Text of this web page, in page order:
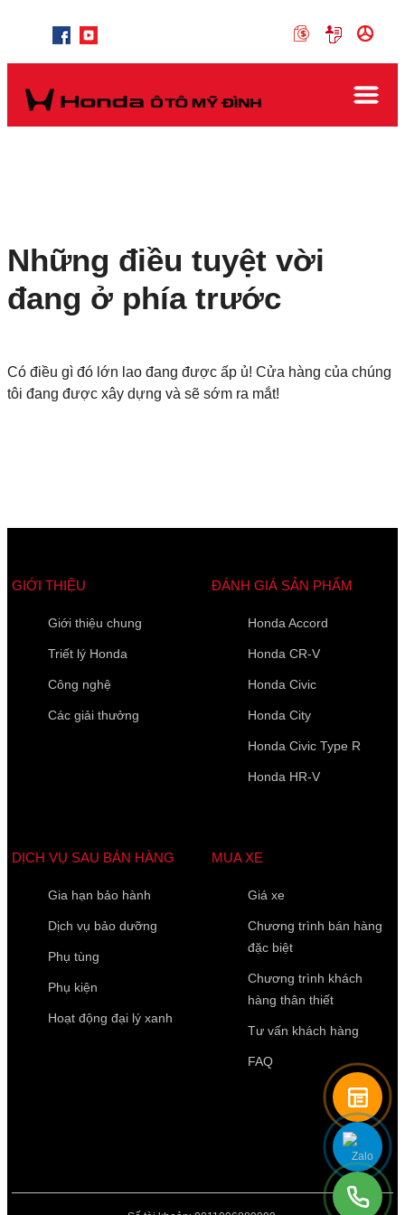
Những điều tuyệt vời
đang ở phía trước
Có điều gì đó lớn lao đang được ấp ủ! Cửa hàng của chúng
tôi đang được xây dựng và sẽ sớm ra mắt!
GIỚI THIỆU
Giới thiệu chung
Triết lý Honda
Công nghệ
Các giải thưởng
ĐÁNH GIÁ SẢN PHẨM
Honda Accord
Honda CR-V
Honda Civic
Honda City
Honda Civic Type R
Honda HR-V
DỊCH VỤ SAU BÁN HÀNG
Gia hạn bảo hành
Dịch vụ bảo dưỡng
Phụ tùng
Phụ kiện
Hoạt động đại lý xanh
MUA XE
Giá xe
Chương trình bán hàng
đặc biệt
Chương trình khách
hàng thân thiết
Tư vấn khách hàng
FAQ
Họ Tên*
Điện thoại di động*